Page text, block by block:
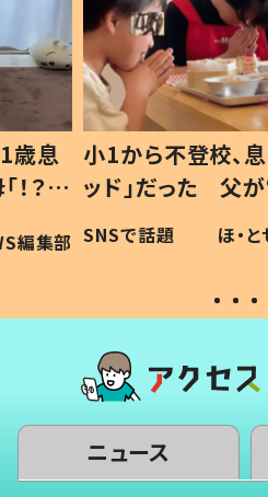
歳息
？」
編集部
小1から不登校、
ッド」だった 父
作り続ける理由
#令和の子
SNSで話題 ほ・
ニュース